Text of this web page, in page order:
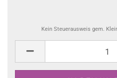
Kein Steuerausweis gem.